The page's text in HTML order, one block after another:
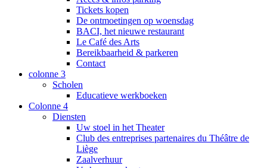
Tickets kopen
De ontmoetingen op woensdag
BACI, het nieuwe restaurant
Le Café des Arts
Bereikbaarheid & parkeren
Contact
colonne 3
Scholen
Educatieve werkboeken
Colonne 4
Diensten
Uw stoel in het Theater
Club des entreprises partenaires du Théâtre de
Liège
Zaalverhuur